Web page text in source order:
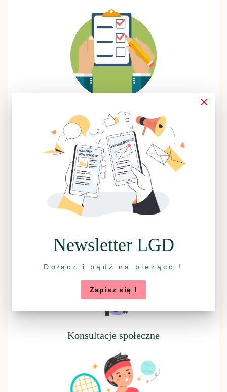
Konsultacje społeczne
×
Newsletter LGD
Dołącz i bądź na bieżąco !
Zapisz się !